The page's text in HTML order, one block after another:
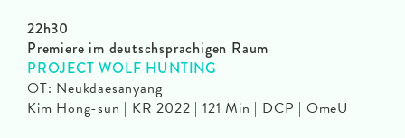
22h30
Premiere im deutschsprachigen Raum
PROJECT WOLF HUNTING
OT: Neukdaesanyang
Kim Hong-sun | KR 2022 | 121 Min | DCP | OmeU